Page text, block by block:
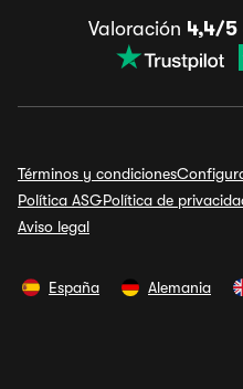
Valoración 4,4/5
Términos y condiciones
Política ASGPolítica de
Aviso legal
España Alemania